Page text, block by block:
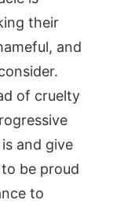
their
and
of cruelty
and give
be proud
to